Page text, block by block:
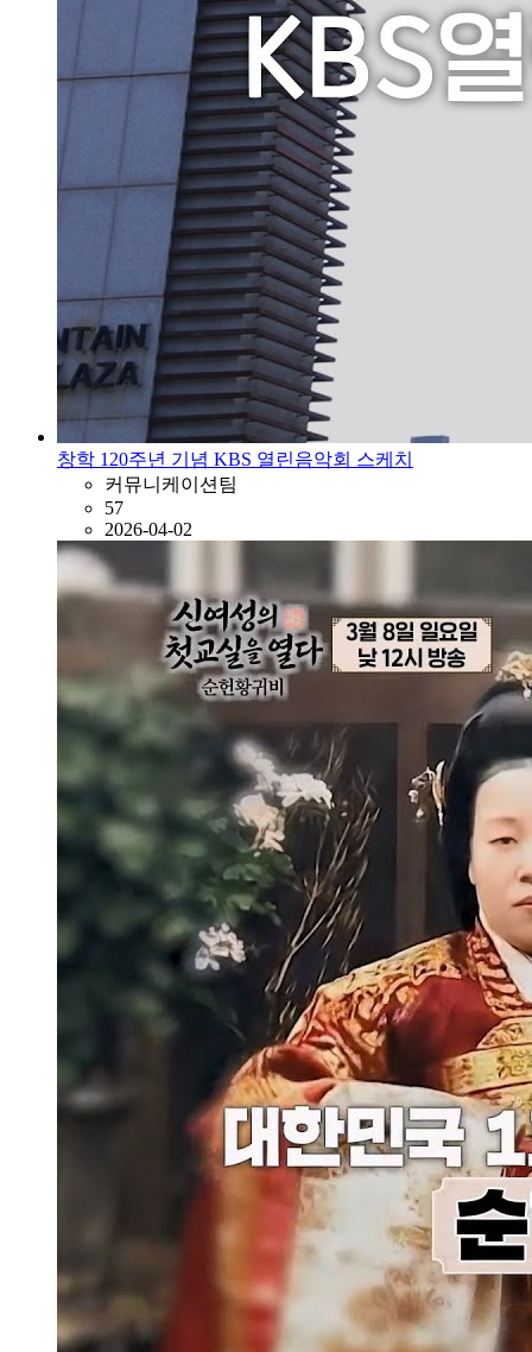
창학 120주년 기념 KBS 열린음악회 스케치
커뮤니케이션팀
57
2026-04-02